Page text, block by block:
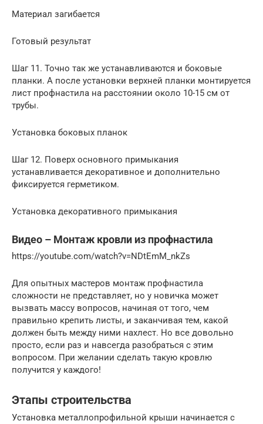
Материал загибается
Готовый результат
Шаг 11. Точно так же устанавливаются и боковые
планки. А после установки верхней планки монтируется
лист профнастила на расстоянии около 10-15 см от
трубы.
Установка боковых планок
Шаг 12. Поверх основного примыкания
устанавливается декоративное и дополнительно
фиксируется герметиком.
Установка декоративного примыкания
Видео – Монтаж кровли из профнастила
https://youtube.com/watch?v=NDtEmM_nkZs
Для опытных мастеров монтаж профнастила
сложности не представляет, но у новичка может
вызвать массу вопросов, начиная от того, чем
правильно крепить листы, и заканчивая тем, какой
должен быть между ними нахлест. Но все довольно
просто, если раз и навсегда разобраться с этим
вопросом. При желании сделать такую кровлю
получится у каждого!
Этапы строительства
Установка металлопрофильной крыши начинается с